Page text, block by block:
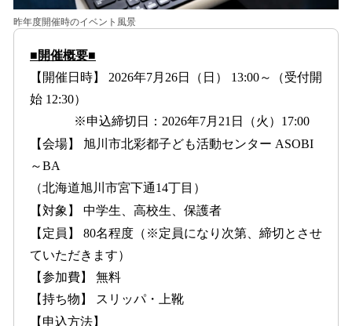
昨年度開催時のイベント風景
■開催概要■
【開催日時】 2026年7月26日（日） 13:00～（受付開
始 12:30）
※申込締切日：2026年7月21日（火）17:00
【会場】 旭川市北彩都子ども活動センター ASOBI
～BA
（北海道旭川市宮下通14丁目）
【対象】 中学生、高校生、保護者
【定員】 80名程度（※定員になり次第、締切とさせ
ていただきます）
【参加費】 無料
【持ち物】 スリッパ・上靴
【申込方法】